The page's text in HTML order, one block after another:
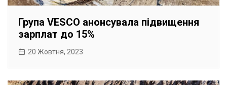
Група VESCO анонсувала підвищення
зарплат до 15%
20 Жовтня, 2023